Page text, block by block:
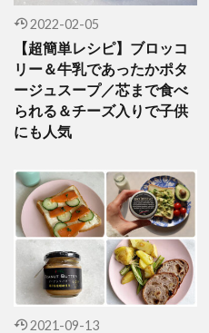
2022-02-05
【超簡単レシピ】ブロッコ
リー＆牛乳であったかポタ
ージュスープ／芯まで食べ
られる＆チーズ入りで子供
にも人気
2021-09-13